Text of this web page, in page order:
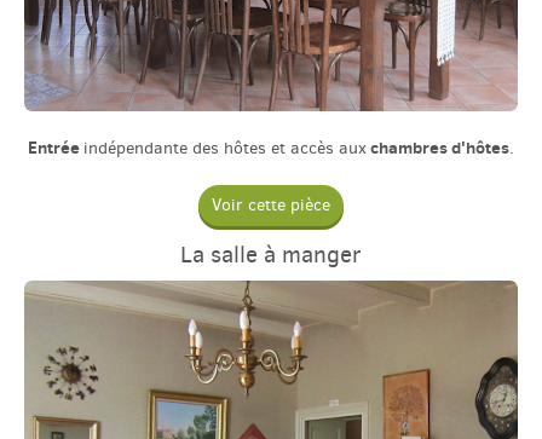
Entrée indépendante des hôtes et accès auxchambres d'hôtes.
Voir cette pièce
La salle à manger